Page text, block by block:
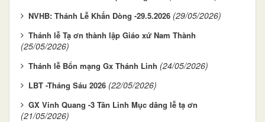
NVHB: Thánh Lễ Khấn Dòng -29.5.2026 (29/05/2026)
Thánh lễ Tạ ơn thành lập Giáo xứ Nam Thành
(25/05/2026)
Thánh lễ Bổn mạng Gx Thánh Linh (24/05/2026)
LBT -Tháng Sáu 2026 (22/05/2026)
GX Vinh Quang -3 Tân Linh Mục dâng lễ tạ ơn
(21/05/2026)